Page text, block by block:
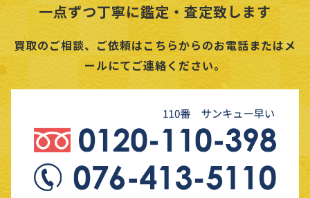
一点ずつ丁寧に鑑定・査定致します
買取のご相談、ご依頼はこちらからのお電話またはメ
ールにてご連絡ください。